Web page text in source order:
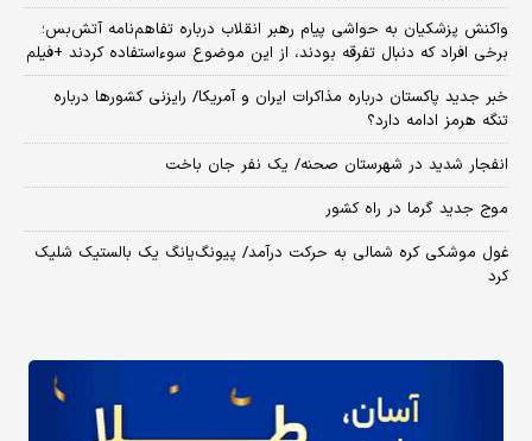
واکنش پزشکیان به حواشی پیام رهبر انقلاب درباره تفاهم‌نامه آتش‌بس؛
برخی افراد که دنبال تفرقه بودند، از این موضوع سوءاستفاده کردند +فیلم
خبر جدید پاکستان درباره مذاکرات ایران و آمریکا/ رایزنی کشورها درباره
تنگه هرمز ادامه دارد؟
انفجار شدید در شهرستان صحنه/ یک نفر جان باخت
موج جدید گرما در راه کشور
غول موشکی کره شمالی به حرکت درآمد/ پیونگ‌یانگ یک بالستیک شلیک
کرد